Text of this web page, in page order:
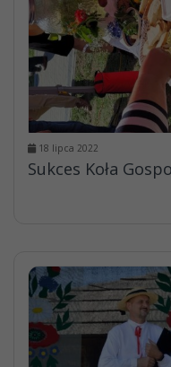
18 lipca 2022
Sukces Koła